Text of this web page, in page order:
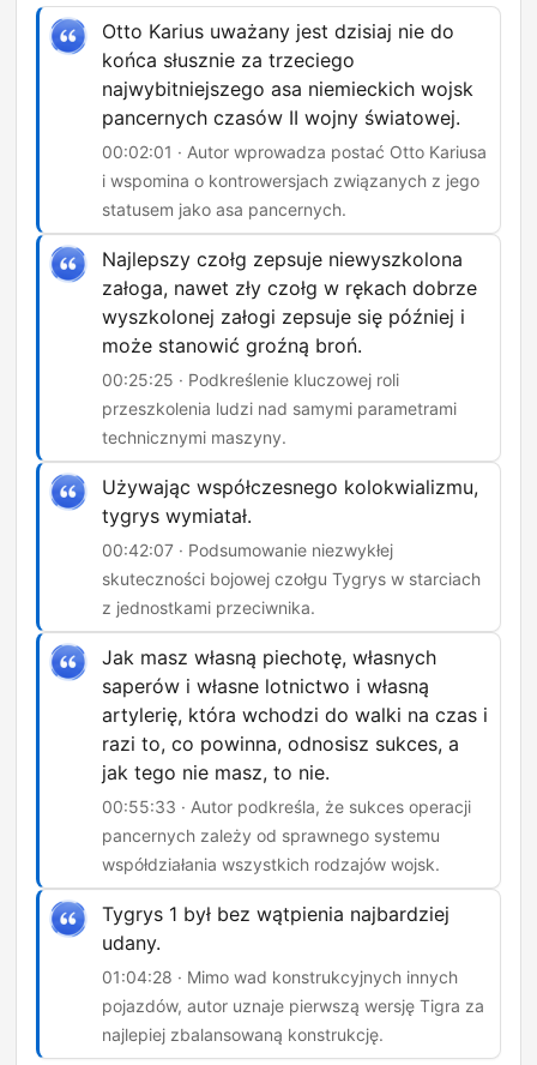
Otto Karius uważany jest dzisiaj nie do
końca słusznie za trzeciego
najwybitniejszego asa niemieckich wojsk
pancernych czasów II wojny światowej.
00:02:01 · Autor wprowadza postać Otto Kariusa
i wspomina o kontrowersjach związanych z jego
statusem jako asa pancernych.
Najlepszy czołg zepsuje niewyszkolona
załoga, nawet zły czołg w rękach dobrze
wyszkolonej załogi zepsuje się później i
może stanowić groźną broń.
00:25:25 · Podkreślenie kluczowej roli
przeszkolenia ludzi nad samymi parametrami
technicznymi maszyny.
Używając współczesnego kolokwializmu,
tygrys wymiatał.
00:42:07 · Podsumowanie niezwykłej
skuteczności bojowej czołgu Tygrys w starciach
z jednostkami przeciwnika.
Jak masz własną piechotę, własnych
saperów i własne lotnictwo i własną
artylerię, która wchodzi do walki na czas i
razi to, co powinna, odnosisz sukces, a
jak tego nie masz, to nie.
00:55:33 · Autor podkreśla, że sukces operacji
pancernych zależy od sprawnego systemu
współdziałania wszystkich rodzajów wojsk.
Tygrys 1 był bez wątpienia najbardziej
udany.
01:04:28 · Mimo wad konstrukcyjnych innych
pojazdów, autor uznaje pierwszą wersję Tigra za
najlepiej zbalansowaną konstrukcję.